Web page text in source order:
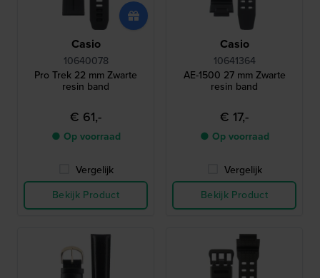
Casio
10640078
Pro Trek 22 mm Zwarte
resin band
€ 61,-
● Op voorraad
Vergelijk
Bekijk Product
Casio
10641364
AE-1500 27 mm Zwarte
resin band
€ 17,-
● Op voorraad
Vergelijk
Bekijk Product